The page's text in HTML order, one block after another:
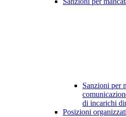
Sanzioni per
di incarichi
Posizioni